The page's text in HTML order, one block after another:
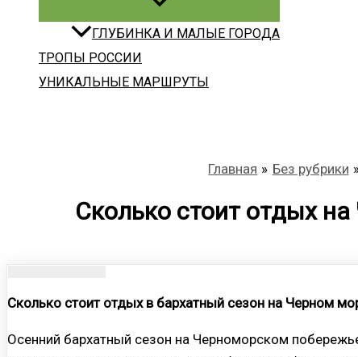
ГЛУБИНКА И МАЛЫЕ ГОРОДА
ТРОПЫ РОССИИ
УНИКАЛЬНЫЕ МАРШРУТЫ
Главная Без рубрики
Сколько стоит отдых
Сколько стоит отдых в бархатный сезон на Черном
Осенний бархатный сезон на Черноморском